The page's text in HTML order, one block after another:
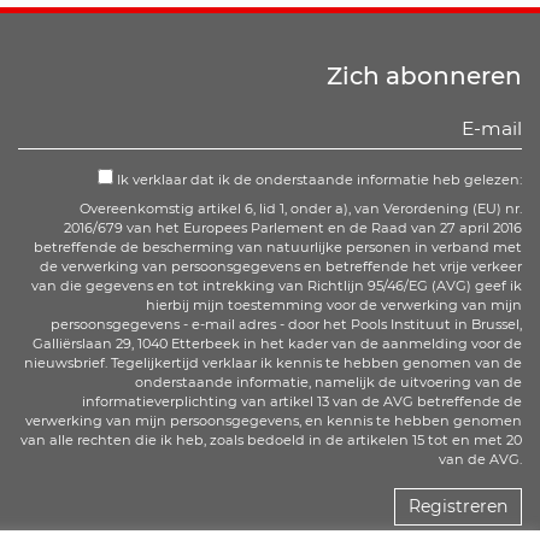
Zich abonneren
Ik verklaar dat ik de onderstaande informatie heb gelezen:
Overeenkomstig artikel 6, lid 1, onder a), van Verordening (EU) nr.
2016/679 van het Europees Parlement en de Raad van 27 april 2016
betreffende de bescherming van natuurlijke personen in verband met
de verwerking van persoonsgegevens en betreffende het vrije verkeer
van die gegevens en tot intrekking van Richtlijn 95/46/EG (AVG) geef ik
hierbij mijn toestemming voor de verwerking van mijn
persoonsgegevens - e-mail adres - door het Pools Instituut in Brussel,
Galliërslaan 29, 1040 Etterbeek in het kader van de aanmelding voor de
nieuwsbrief. Tegelijkertijd verklaar ik kennis te hebben genomen van de
onderstaande informatie, namelijk de uitvoering van de
informatieverplichting van artikel 13 van de AVG betreffende de
verwerking van mijn persoonsgegevens, en kennis te hebben genomen
van alle rechten die ik heb, zoals bedoeld in de artikelen 15 tot en met 20
van de AVG.
Registreren